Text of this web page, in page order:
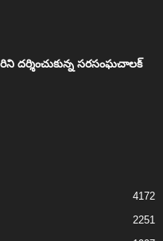
దర్శించుకున్న సరసంఘచాలక్
4172
2251